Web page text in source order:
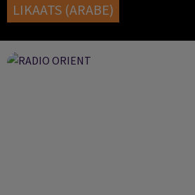
LIKAATS (ARABE)